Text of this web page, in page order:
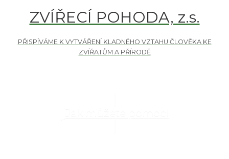
ZVÍŘECÍ POHODA, z.s.